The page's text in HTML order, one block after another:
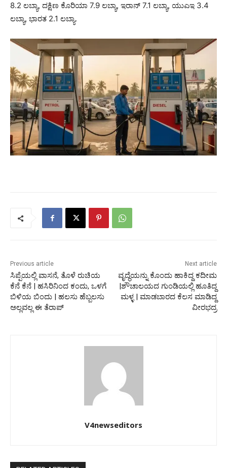
8.2 ಲಬ್ಯಾ, ದಕ್ಷಿಣ ಕೊರಿಯಾ 7.9 ಲಬ್ಯಾ, ಇರಾನ್ 7.1 ಲಬ್ಯಾ, ಯುಎಇ 3.4
ಲಬ್ಯಾ, ಭಾರತ 2.1 ಲಬ್ಯಾ.
Previous article
ಸಿಪ್ಪೆಯಲ್ಲಿ ವಾಸನೆ, ತೊಳೆ ರುಚಿಯ
ಕೆನೆ ಕೆನೆ | ಹಸಿರಿನಿಂದ ಕಂದು, ಒಳಗೆ
ಬಿಳಿಯ ಬಿಂದು | ಹಲಸು ಹೆಬ್ಬಲಸು
ಅಲ್ಲವಲ್ಲ ಈ ತೆರಾಪ್
Next article
ವೃದ್ಧೆಯನ್ನು ಕೊಂದು ಹಾಕಿದ್ದ ಕದೀಮ
|ಶೌಚಾಲಯದ ಗುಂಡಿಯಲ್ಲಿ ಹೂತಿದ್ದ
ಮಳ್ಳ | ಮಾಡಬಾರದ ಕೆಲಸ ಮಾಡಿದ್ದ
ವೀರಭದ್ರ
V4newseditors